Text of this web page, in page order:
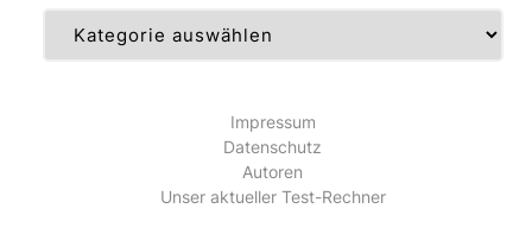
Impressum
Datenschutz
Autoren
Unser aktueller Test-Rechner